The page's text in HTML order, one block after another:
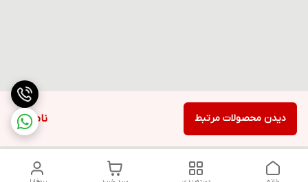
ناموجود دیدن محصولات مرتبط